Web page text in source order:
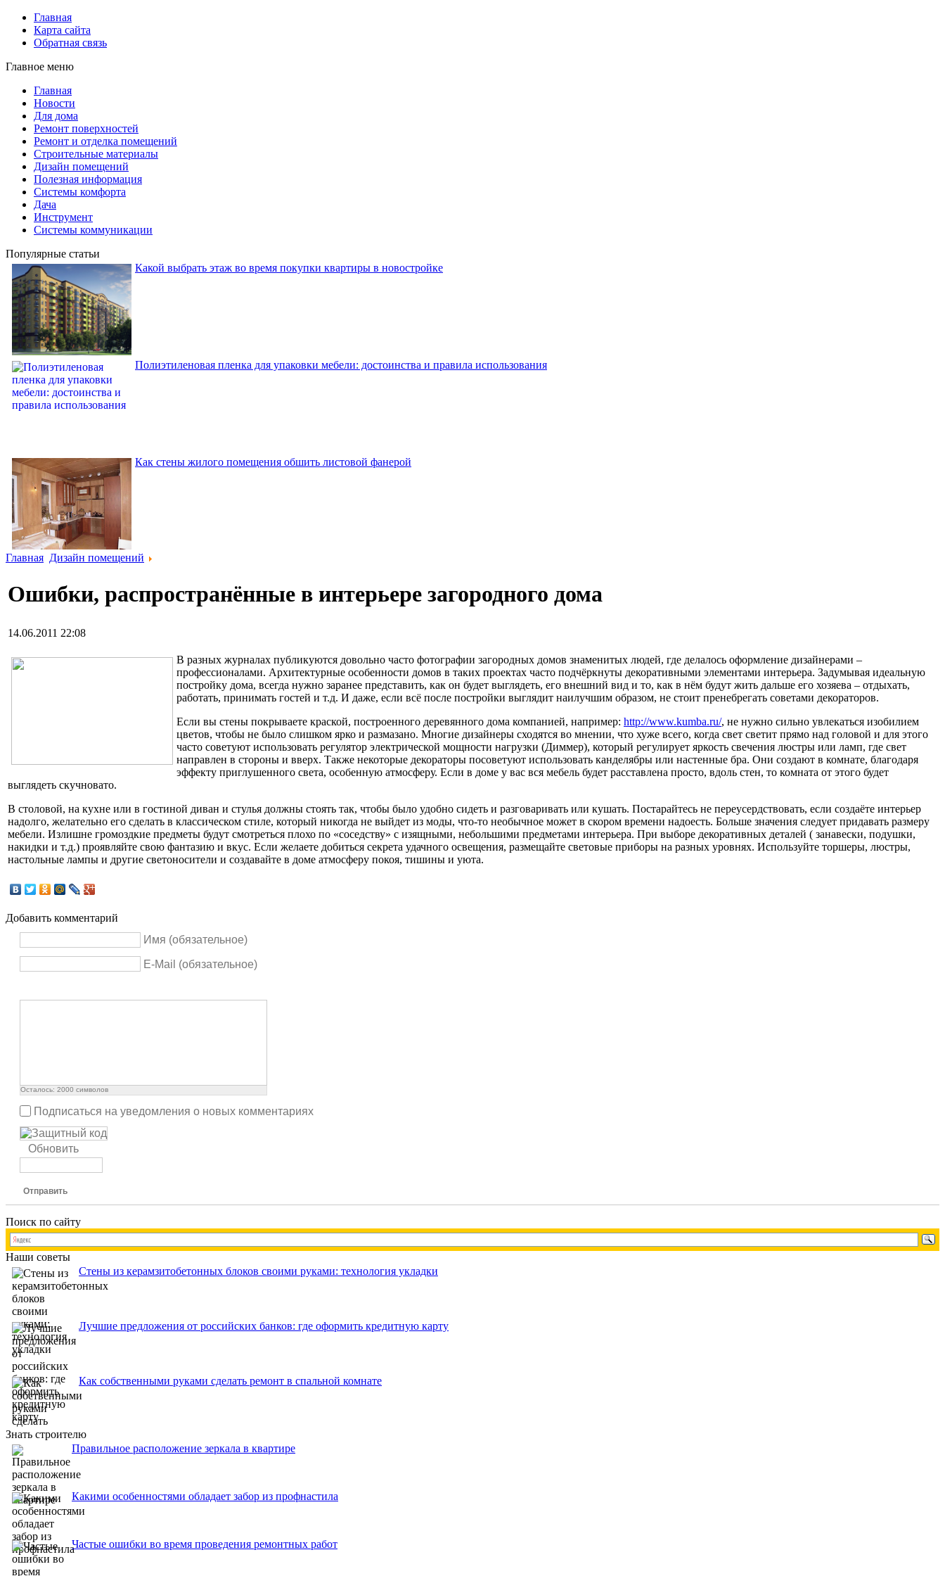
Главная
Карта сайта
Обратная связь
Главное меню
Главная
Новости
Для дома
Ремонт поверхностей
Ремонт и отделка помещений
Строительные материалы
Дизайн помещений
Полезная информация
Системы комфорта
Дача
Инструмент
Системы коммуникации
Популярные статьи
Какой выбрать этаж во время покупки квартиры в новостройке
Полиэтиленовая пленка для упаковки мебели: достоинства и правила использования
Как стены жилого помещения обшить листовой фанерой
Главная Дизайн помещений
Ошибки, распространённые в интерьере загородного дома
14.06.2011 22:08
В разных журналах публикуются довольно часто фотографии загородных домов знаменитых людей, где делалось оформление дизайнерами –
профессионалами. Архитектурные особенности домов в таких проектах часто подчёркнуты декоративными элементами интерьера. Задумывая идеальную
постройку дома, всегда нужно заранее представить, как он будет выглядеть, его внешний вид и то, как в нём будут жить дальше его хозяева – отдыхать,
работать, принимать гостей и т.д. И даже, если всё после постройки выглядит наилучшим образом, не стоит пренебрегать советами декораторов.
Если вы стены покрываете краской, построенного деревянного дома компанией, например: http://www.kumba.ru/, не нужно сильно увлекаться изобилием
цветов, чтобы не было слишком ярко и размазано. Многие дизайнеры сходятся во мнении, что хуже всего, когда свет светит прямо над головой и для этого
часто советуют использовать регулятор электрической мощности нагрузки (Диммер), который регулирует яркость свечения люстры или ламп, где свет
направлен в стороны и вверх. Также некоторые декораторы посоветуют использовать канделябры или настенные бра. Они создают в комнате, благодаря
эффекту приглушенного света, особенную атмосферу. Если в доме у вас вся мебель будет расставлена просто, вдоль стен, то комната от этого будет
выглядеть скучновато.
В столовой, на кухне или в гостиной диван и стулья должны стоять так, чтобы было удобно сидеть и разговаривать или кушать. Постарайтесь не переусердствовать, если создаёте интерьер
надолго, желательно его сделать в классическом стиле, который никогда не выйдет из моды, что-то необычное может в скором времени надоесть. Больше значения следует придавать размеру
мебели. Излишне громоздкие предметы будут смотреться плохо по «соседству» с изящными, небольшими предметами интерьера. При выборе декоративных деталей ( занавески, подушки,
накидки и т.д.) проявляйте свою фантазию и вкус. Если желаете добиться секрета удачного освещения, размещайте световые приборы на разных уровнях. Используйте торшеры, люстры,
настольные лампы и другие светоносители и создавайте в доме атмосферу покоя, тишины и уюта.
Добавить комментарий
Имя (обязательное)
E-Mail (обязательное)
Осталось: 2000 символов
Подписаться на уведомления о новых комментариях
Обновить
Отправить
Поиск по сайту
Наши советы
Стены из керамзитобетонных блоков своими руками: технология укладки
Лучшие предложения от российских банков: где оформить кредитную карту
Как собственными руками сделать ремонт в спальной комнате
Знать строителю
Правильное расположение зеркала в квартире
Какими особенностями обладает забор из профнастила
Частые ошибки во время проведения ремонтных работ